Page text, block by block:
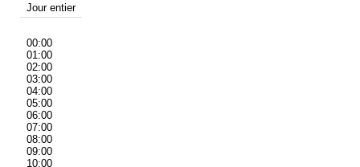
Jour entier
00:00
01:00
02:00
03:00
04:00
05:00
06:00
07:00
08:00
09:00
10:00